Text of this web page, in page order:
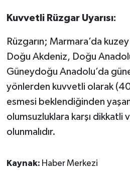
Kuvvetli Rüzgar Uyarısı:
Rüzgarın; Marmara’da
Doğu Akdeniz, Doğu
Güneydoğu Anadolu’da
yönlerden kuvvetli olarak
esmesi beklendiğinden
olumsuzluklara karşı dikkatli
olunmalıdır.
Kaynak: Haber Merkezi